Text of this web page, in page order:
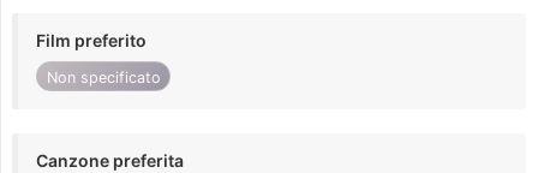
Film preferito
Non specificato
Canzone preferita